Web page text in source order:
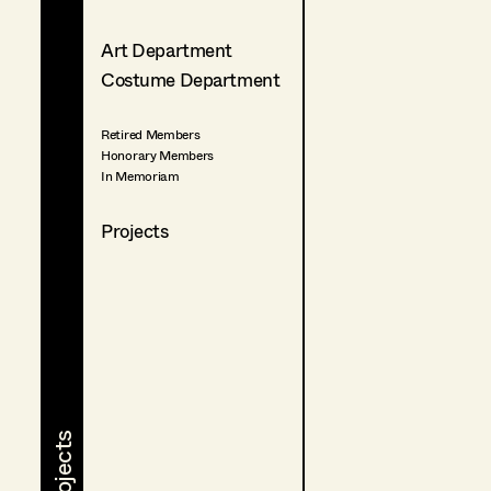
Art Department
Costume Department
Retired Members
Honorary Members
In Memoriam
Projects